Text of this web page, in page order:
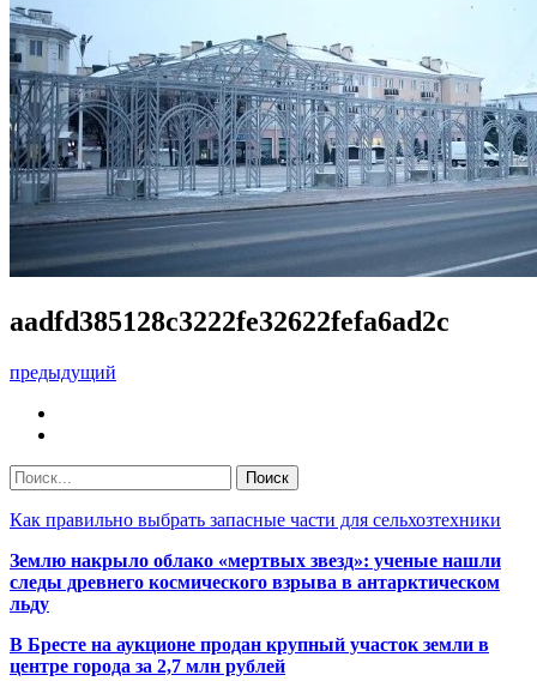
aadfd385128c3222fe32622fefa6ad2c
предыдущий
Как правильно выбрать запасные части для сельхозтехники
Землю накрыло облако «мертвых звезд»: ученые нашли
следы древнего космического взрыва в антарктическом
льду
В Бресте на аукционе продан крупный участок земли в
центре города за 2,7 млн рублей